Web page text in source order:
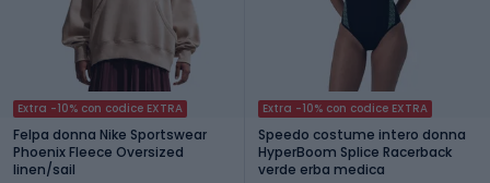
Extra -10% con codice EXTRA
Felpa donna Nike Sportswear
Phoenix Fleece Oversized
linen/sail
Extra -10% con codice EXTRA
Speedo costume intero donna
HyperBoom Splice Racerback
verde erba medica